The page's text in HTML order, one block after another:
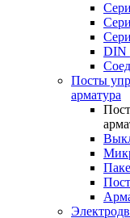
DIN
Посты
арматура